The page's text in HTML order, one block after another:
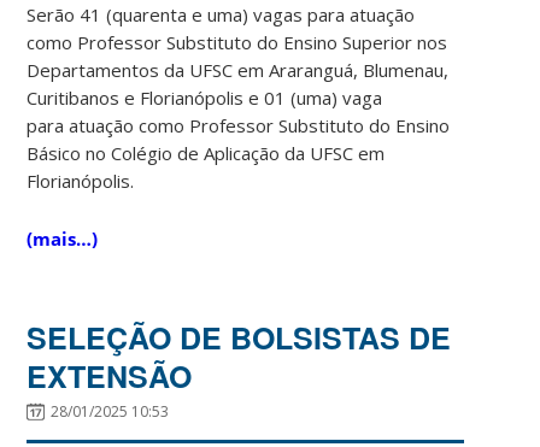
Serão 41 (quarenta e uma) vagas para atuação
como Professor Substituto do Ensino Superior nos
Departamentos da UFSC em Araranguá, Blumenau,
Curitibanos e Florianópolis e 01 (uma) vaga
para atuação como Professor Substituto do Ensino
Básico no Colégio de Aplicação da UFSC em
Florianópolis.
(mais…)
SELEÇÃO DE BOLSISTAS DE
EXTENSÃO
28/01/2025 10:53